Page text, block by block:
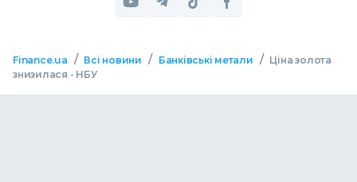
Finance.ua / Всі новини / Банківські метали / Ціна золота
знизилася - НБУ